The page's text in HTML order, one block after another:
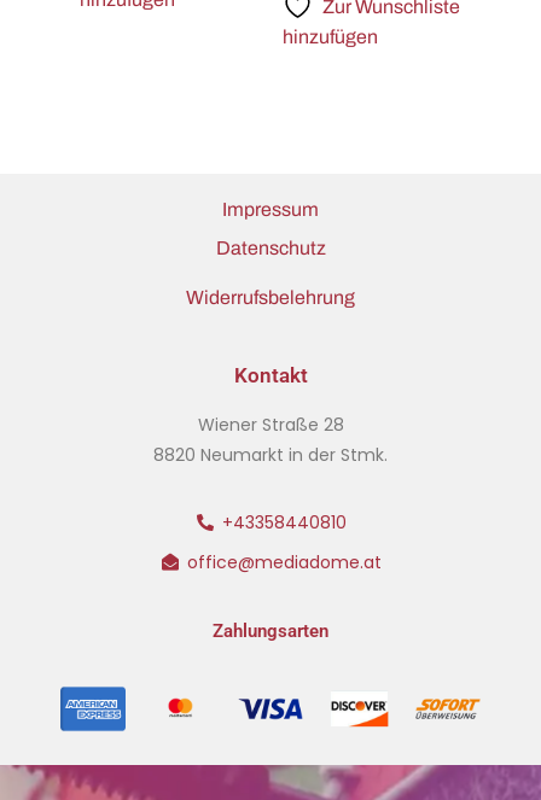
Zur Wunschliste
hinzufügen
Impressum
Datenschutz
Widerrufsbelehrung
Kontakt
Wiener Straße 28
8820 Neumarkt in der Stmk.
+43358440810
office@mediadome.at
Zahlungsarten